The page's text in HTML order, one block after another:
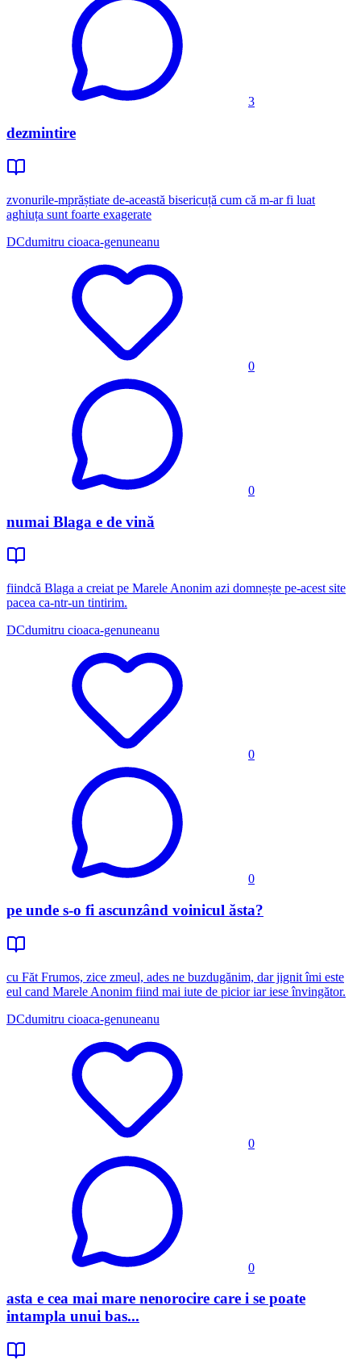
3
dezmintire
zvonurile-mprăștiate de-această bisericuță cum că m-ar fi luat
aghiuța sunt foarte exagerate
DCdumitru cioaca-genuneanu
0
0
numai Blaga e de vină
fiindcă Blaga a creiat pe Marele Anonim azi domnește pe-acest site
pacea ca-ntr-un tintirim.
DCdumitru cioaca-genuneanu
0
0
pe unde s-o fi ascunzând voinicul ăsta?
cu Făt Frumos, zice zmeul, ades ne buzdugănim, dar jignit îmi este
eul cand Marele Anonim fiind mai iute de picior iar iese învingător.
DCdumitru cioaca-genuneanu
0
0
asta e cea mai mare nenorocire care i se poate
intampla unui bas...